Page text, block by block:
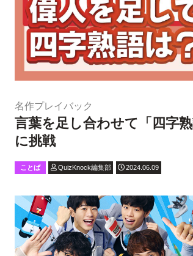
名作プレイバック
言葉を足し合わせて「四字
に挑戦
ことば QuizKnock編集部 2024.06.09